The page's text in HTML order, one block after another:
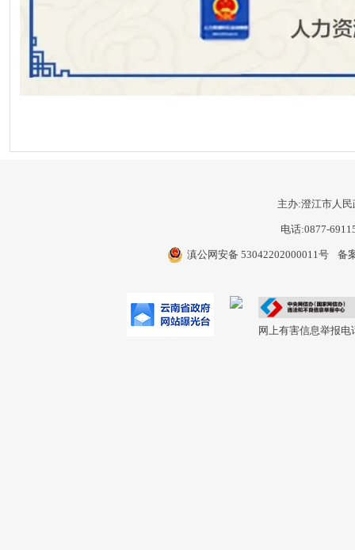
主办:澄江市人民
电话:0877-
滇公网安备 53042202000011号 备
网上有害信息举报电